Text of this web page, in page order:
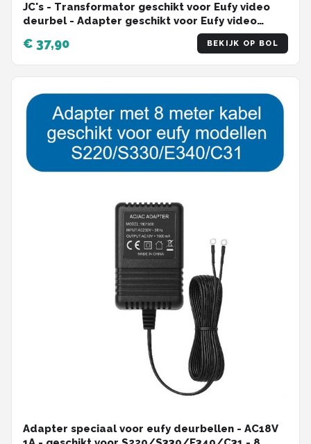
JC's - Transformator geschikt voor Eufy video
deurbel - Adapter geschikt voor Eufy video
deurbel - 24 volt - 5 meter kabel - deurbel
adapter 24 volt
€ 37,90 BEKIJK OP BOL
Adapter speciaal voor eufy deurbellen - AC18V